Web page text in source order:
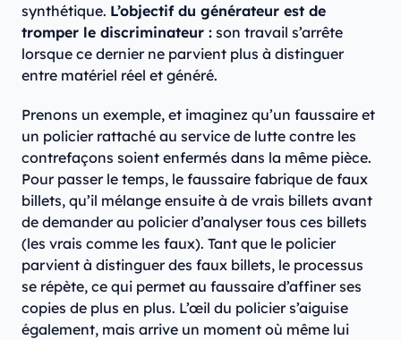
synthétique. L’objectif du générateur est de
tromper le discriminateur : son travail s’arrête
lorsque ce dernier ne parvient plus à distinguer
entre matériel réel et généré.
Prenons un exemple, et imaginez qu’un faussaire et
un policier rattaché au service de lutte contre les
contrefaçons soient enfermés dans la même pièce.
Pour passer le temps, le faussaire fabrique de faux
billets, qu’il mélange ensuite à de vrais billets avant
de demander au policier d’analyser tous ces billets
(les vrais comme les faux). Tant que le policier
parvient à distinguer des faux billets, le processus
se répète, ce qui permet au faussaire d’affiner ses
copies de plus en plus. L’œil du policier s’aiguise
également, mais arrive un moment où même lui